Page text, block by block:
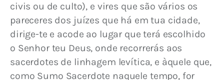
civis ou de culto), e vires que são vários os
pareceres dos juízes que há em tua cidade,
dirige-te e acode ao lugar que terá escolhido
o Senhor teu Deus, onde recorrerás aos
sacerdotes de linhagem levítica, e àquele que,
como Sumo Sacerdote naquele tempo, for